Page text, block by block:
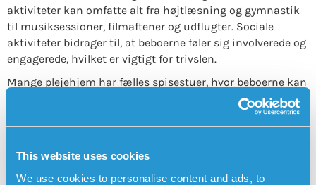
This website uses cookies
We use cookies to personalise content and ads, to
aktiviteter kan omfatte alt fra højtlæsning og gymnastik
til musiksessioner, filmaftener og udflugter. Sociale
aktiviteter bidrager til, at beboerne føler sig involverede og
engagerede, hvilket er vigtigt for trivslen.
Mange plejehjem har fælles spisestuer, hvor beboerne kan
spise sammen, hvilket fremmer fællesskabet og gør
Ældrebolig er en boform, der henvender sig til personer, der
har et stort behov for hjælp og omsorg, ofte døgnet rundt.